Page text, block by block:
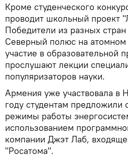
Кроме студенческого
проводит школьный проект
Победители из разных стран
Северный полюс на атомном
участие в образовательной
прослушают лекции
популяризаторов науки.
Армения уже участвовала в
году студентам предложили
режимы работы
использованием
компании Джэт Лаб,
"Росатома".